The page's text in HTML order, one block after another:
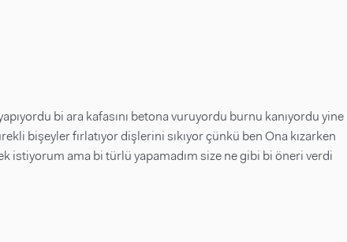
bi ara kafasını betona vuruyordu burnu kanıyordu yine
bişeyler fırlatıyor dişlerini sıkıyor çünkü ben Ona kızarken
istiyorum ama bi türlü yapamadım size ne gibi bi öneri verdi